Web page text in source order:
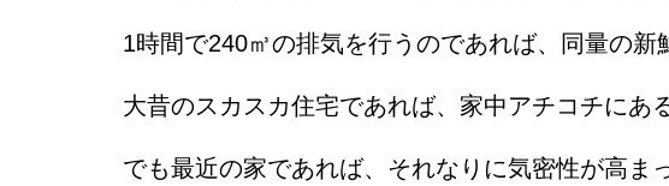
1時間で240㎥の排気を行うのであれば、同量の
大昔のスカスカ住宅であれば、家中アチコチにあ
でも最近の家であれば、それなりに気密性が高ま